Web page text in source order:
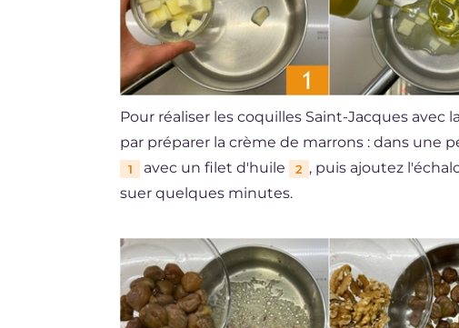
Pour réaliser les coquilles Saint-Jacques
par préparer la crème de marrons : dans une
1 avec un filet d'huile 2 , puis ajoutez
suer quelques minutes.